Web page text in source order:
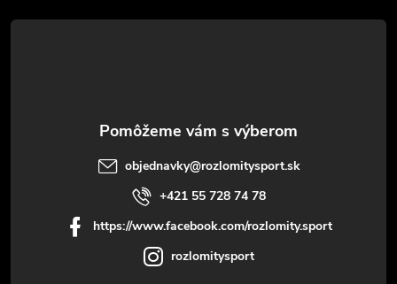
t
objednavky@rozlomitysport.sk
+421 55 728 74 78
https://www.facebook.com/rozlomity.sport
rozlomitysport